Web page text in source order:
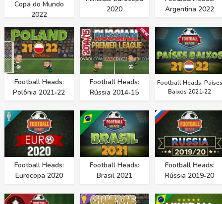
Copa do Mundo
2022
2020
Argentina 2022
Football Heads:
Polônia 2021‑22
Football Heads:
Rússia 2014‑15
Football Heads: Países
Baixos 2021‑22
Football Heads:
Eurocopa 2020
Football Heads:
Brasil 2021
Football Heads:
Rússia 2019‑20